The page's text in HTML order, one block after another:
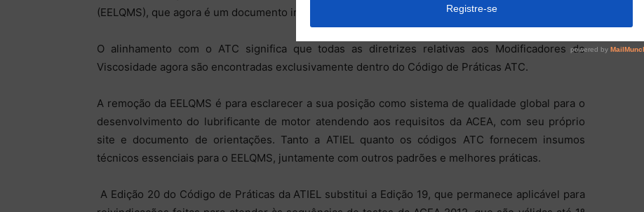
(EELQMS), que agora é um documento independente.
O alinhamento com o ATC significa que todas as diretrizes relativas aos Modificadores de
Viscosidade agora são encontradas exclusivamente dentro do Código de Práticas ATC.
A remoção da EELQMS é para esclarecer a sua posição como sistema de qualidade global para o
desenvolvimento do lubrificante de motor atendendo aos requisitos da ACEA, com seu próprio
site e documento de orientações. Tanto a ATIEL quanto os códigos ATC fornecem insumos
técnicos essenciais para o EELQMS, juntamente com outros padrões e melhores práticas.
A Edição 20 do Código de Práticas da ATIEL substitui a Edição 19, que permanece aplicável para